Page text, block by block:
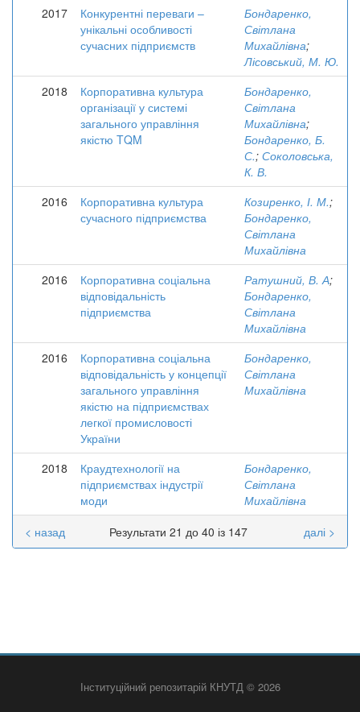
2017
Конкурентні переваги –
унікальні особливості
сучасних підприємств
Бондаренко,
Світлана
Михайлівна;
Лісовський, М. Ю.
2018
Корпоративна культура
організації у системі
загального управління
якістю TQM
Бондаренко,
Світлана
Михайлівна;
Бондаренко, Б.
С.; Соколовська,
К. В.
2016
Корпоративна культура
сучасного підприємства
Козиренко, І. М.;
Бондаренко,
Світлана
Михайлівна
2016
Корпоративна соціальна
відповідальність
підприємства
Ратушний, В. А;
Бондаренко,
Світлана
Михайлівна
2016
Корпоративна соціальна
відповідальність у концепції
загального управління
якістю на підприємствах
легкої промисловості
України
Бондаренко,
Світлана
Михайлівна
2018
Краудтехнології на
підприємствах індустрії
моди
Бондаренко,
Світлана
Михайлівна
Результати 21 до 40 із 147
< назад далі >
Інституційний репозитарій КНУТД © 2026